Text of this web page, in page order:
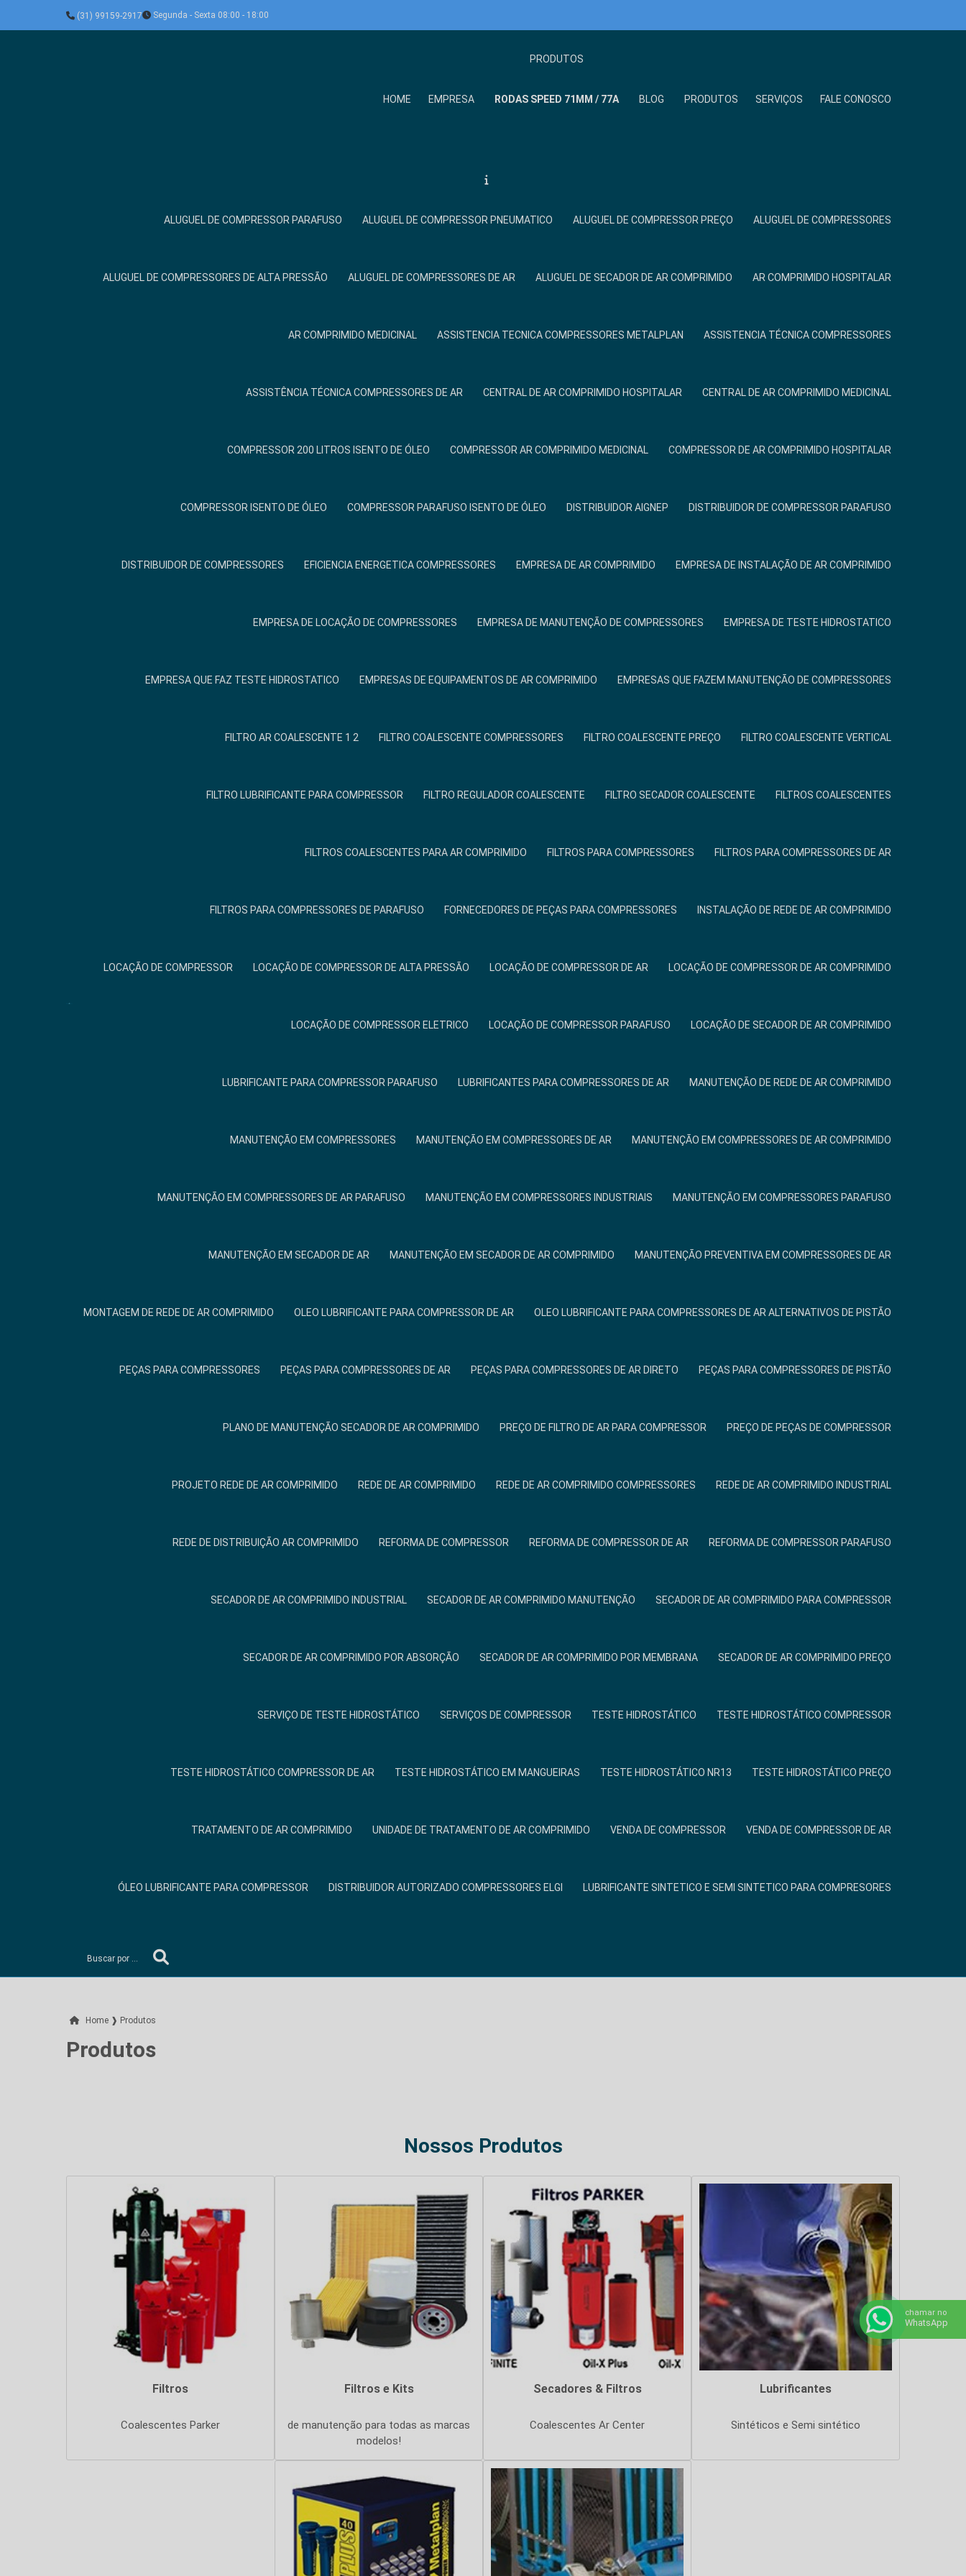
(31) 99159-2917 Segunda - Sexta 08:00 - 18:00
HOME EMPRESA
PRODUTOS
RODAS SPEED 71MM / 77A BLOG PRODUTOS SERVIÇOS FALE CONOSCO
ALUGUEL DE COMPRESSOR PARAFUSO ALUGUEL DE COMPRESSOR PNEUMATICO ALUGUEL DE COMPRESSOR PREÇO ALUGUEL DE COMPRESSORES
ALUGUEL DE COMPRESSORES DE ALTA PRESSÃO ALUGUEL DE COMPRESSORES DE AR ALUGUEL DE SECADOR DE AR COMPRIMIDO AR COMPRIMIDO HOSPITALAR
AR COMPRIMIDO MEDICINAL ASSISTENCIA TECNICA COMPRESSORES METALPLAN ASSISTENCIA TÉCNICA COMPRESSORES
ASSISTÊNCIA TÉCNICA COMPRESSORES DE AR CENTRAL DE AR COMPRIMIDO HOSPITALAR CENTRAL DE AR COMPRIMIDO MEDICINAL
COMPRESSOR 200 LITROS ISENTO DE ÓLEO COMPRESSOR AR COMPRIMIDO MEDICINAL COMPRESSOR DE AR COMPRIMIDO HOSPITALAR
COMPRESSOR ISENTO DE ÓLEO COMPRESSOR PARAFUSO ISENTO DE ÓLEO DISTRIBUIDOR AIGNEP DISTRIBUIDOR DE COMPRESSOR PARAFUSO
DISTRIBUIDOR DE COMPRESSORES EFICIENCIA ENERGETICA COMPRESSORES EMPRESA DE AR COMPRIMIDO EMPRESA DE INSTALAÇÃO DE AR COMPRIMIDO
EMPRESA DE LOCAÇÃO DE COMPRESSORES EMPRESA DE MANUTENÇÃO DE COMPRESSORES EMPRESA DE TESTE HIDROSTATICO
EMPRESA QUE FAZ TESTE HIDROSTATICO EMPRESAS DE EQUIPAMENTOS DE AR COMPRIMIDO EMPRESAS QUE FAZEM MANUTENÇÃO DE COMPRESSORES
FILTRO AR COALESCENTE 1 2 FILTRO COALESCENTE COMPRESSORES FILTRO COALESCENTE PREÇO FILTRO COALESCENTE VERTICAL
FILTRO LUBRIFICANTE PARA COMPRESSOR FILTRO REGULADOR COALESCENTE FILTRO SECADOR COALESCENTE FILTROS COALESCENTES
FILTROS COALESCENTES PARA AR COMPRIMIDO FILTROS PARA COMPRESSORES FILTROS PARA COMPRESSORES DE AR
FILTROS PARA COMPRESSORES DE PARAFUSO FORNECEDORES DE PEÇAS PARA COMPRESSORES INSTALAÇÃO DE REDE DE AR COMPRIMIDO
LOCAÇÃO DE COMPRESSOR LOCAÇÃO DE COMPRESSOR DE ALTA PRESSÃO LOCAÇÃO DE COMPRESSOR DE AR LOCAÇÃO DE COMPRESSOR DE AR COMPRIMIDO
LOCAÇÃO DE COMPRESSOR ELETRICO LOCAÇÃO DE COMPRESSOR PARAFUSO LOCAÇÃO DE SECADOR DE AR COMPRIMIDO
LUBRIFICANTE PARA COMPRESSOR PARAFUSO LUBRIFICANTES PARA COMPRESSORES DE AR MANUTENÇÃO DE REDE DE AR COMPRIMIDO
MANUTENÇÃO EM COMPRESSORES MANUTENÇÃO EM COMPRESSORES DE AR MANUTENÇÃO EM COMPRESSORES DE AR COMPRIMIDO
MANUTENÇÃO EM COMPRESSORES DE AR PARAFUSO MANUTENÇÃO EM COMPRESSORES INDUSTRIAIS MANUTENÇÃO EM COMPRESSORES PARAFUSO
MANUTENÇÃO EM SECADOR DE AR MANUTENÇÃO EM SECADOR DE AR COMPRIMIDO MANUTENÇÃO PREVENTIVA EM COMPRESSORES DE AR
MONTAGEM DE REDE DE AR COMPRIMIDO OLEO LUBRIFICANTE PARA COMPRESSOR DE AR OLEO LUBRIFICANTE PARA COMPRESSORES DE AR ALTERNATIVOS DE PISTÃO
PEÇAS PARA COMPRESSORES PEÇAS PARA COMPRESSORES DE AR PEÇAS PARA COMPRESSORES DE AR DIRETO PEÇAS PARA COMPRESSORES DE PISTÃO
PLANO DE MANUTENÇÃO SECADOR DE AR COMPRIMIDO PREÇO DE FILTRO DE AR PARA COMPRESSOR PREÇO DE PEÇAS DE COMPRESSOR
PROJETO REDE DE AR COMPRIMIDO REDE DE AR COMPRIMIDO REDE DE AR COMPRIMIDO COMPRESSORES REDE DE AR COMPRIMIDO INDUSTRIAL
REDE DE DISTRIBUIÇÃO AR COMPRIMIDO REFORMA DE COMPRESSOR REFORMA DE COMPRESSOR DE AR REFORMA DE COMPRESSOR PARAFUSO
SECADOR DE AR COMPRIMIDO INDUSTRIAL SECADOR DE AR COMPRIMIDO MANUTENÇÃO SECADOR DE AR COMPRIMIDO PARA COMPRESSOR
SECADOR DE AR COMPRIMIDO POR ABSORÇÃO SECADOR DE AR COMPRIMIDO POR MEMBRANA SECADOR DE AR COMPRIMIDO PREÇO
SERVIÇO DE TESTE HIDROSTÁTICO SERVIÇOS DE COMPRESSOR TESTE HIDROSTÁTICO TESTE HIDROSTÁTICO COMPRESSOR
TESTE HIDROSTÁTICO COMPRESSOR DE AR TESTE HIDROSTÁTICO EM MANGUEIRAS TESTE HIDROSTÁTICO NR13 TESTE HIDROSTÁTICO PREÇO
TRATAMENTO DE AR COMPRIMIDO UNIDADE DE TRATAMENTO DE AR COMPRIMIDO VENDA DE COMPRESSOR VENDA DE COMPRESSOR DE AR
ÓLEO LUBRIFICANTE PARA COMPRESSOR DISTRIBUIDOR AUTORIZADO COMPRESSORES ELGI LUBRIFICANTE SINTETICO E SEMI SINTETICO PARA COMPRESORES
Home ❱ Produtos
Produtos
Nossos Produtos
Filtros
Coalescentes Parker
Filtros e Kits
de manutenção para todas as marcas
modelos!
Secadores & Filtros
Coalescentes Ar Center
Lubrificantes
Sintéticos e Semi sintético
chamar no
WhatsApp